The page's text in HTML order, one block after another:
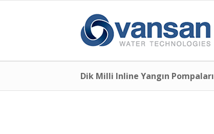
Dik Milli Inline Yangın Pompaları